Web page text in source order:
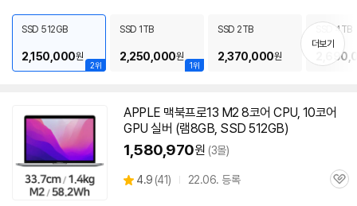
치
기
2위
SSD 512GB
2,150,000원
1위
SSD 1TB
2,250,000원
SSD 2TB
2,370,000원
SSD 4TB
더보기
APPLE 맥북프로13 M2 8코어 CPU, 10코어
GPU 실버 (램8GB, SSD 512GB)
1,580,970원 (3몰)
별
4.9 (상
41) 22.06. 등록
관